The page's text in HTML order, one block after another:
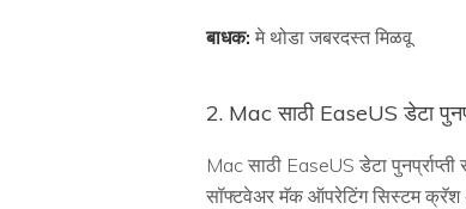
बाधक: मे थोडा जबरदस्त मिळवू
2. Mac साठी EaseUS डेटा
Mac साठी EaseUS डेटा
सॉफ्टवेअर मॅक ऑपरेटिंग सिस्टम क्रॅश